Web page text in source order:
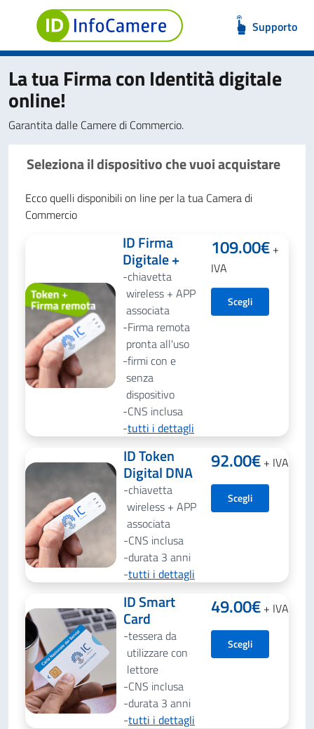
Supporto
La tua Firma con Identità digitale
online!
Garantita dalle Camere di Commercio.
Seleziona il dispositivo che vuoi acquistare
Ecco quelli disponibili on line per la tua Camera di
Commercio
ID Firma
Digitale +
chiavetta
wireless + APP
associata
Firma remota
pronta all'uso
firmi con e
senza
dispositivo
CNS inclusa
tutti i dettagli
109.00€+
IVA
Scegli
ID Token
Digital DNA
chiavetta
wireless + APP
associata
CNS inclusa
durata 3 anni
tutti i dettagli
92.00€ + IVA
Scegli
ID Smart
Card
tessera da
utilizzare con
lettore
CNS inclusa
durata 3 anni
tutti i dettagli
49.00€ + IVA
Scegli